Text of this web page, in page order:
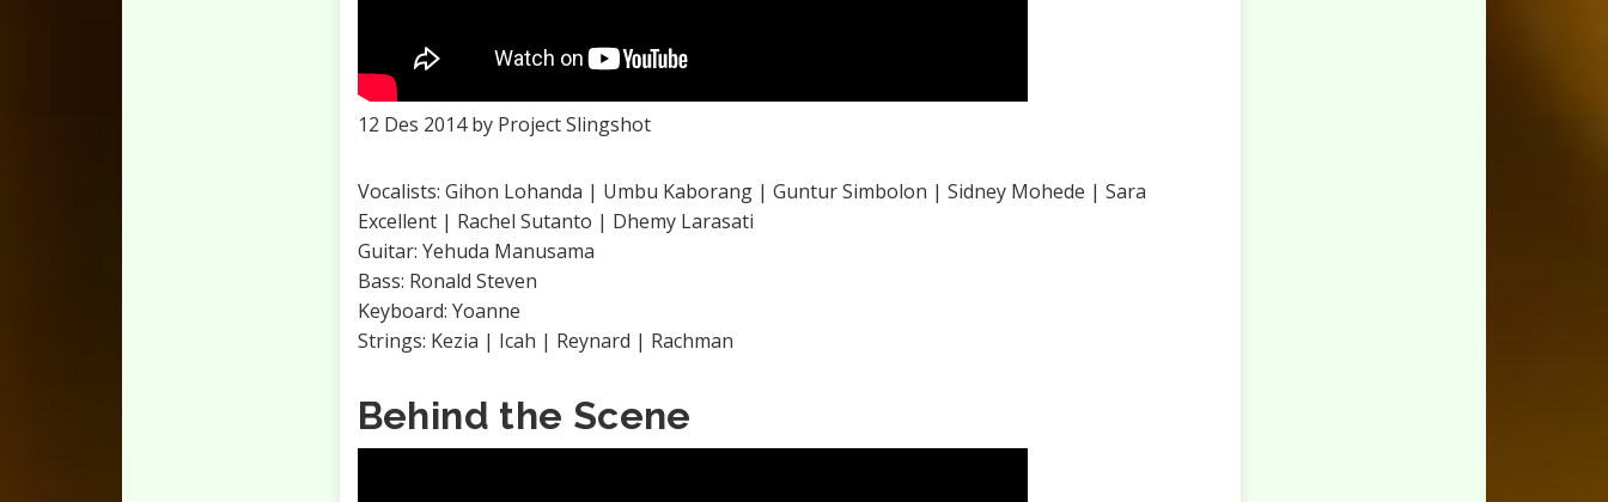
12 Des 2014 by Project Slingshot
Vocalists: Gihon Lohanda | Umbu Kaborang | Guntur Simbolon | Sidney Mohede | Sara
Excellent | Rachel Sutanto | Dhemy Larasati
Guitar: Yehuda Manusama
Bass: Ronald Steven
Keyboard: Yoanne
Strings: Kezia | Icah | Reynard | Rachman
Behind the Scene